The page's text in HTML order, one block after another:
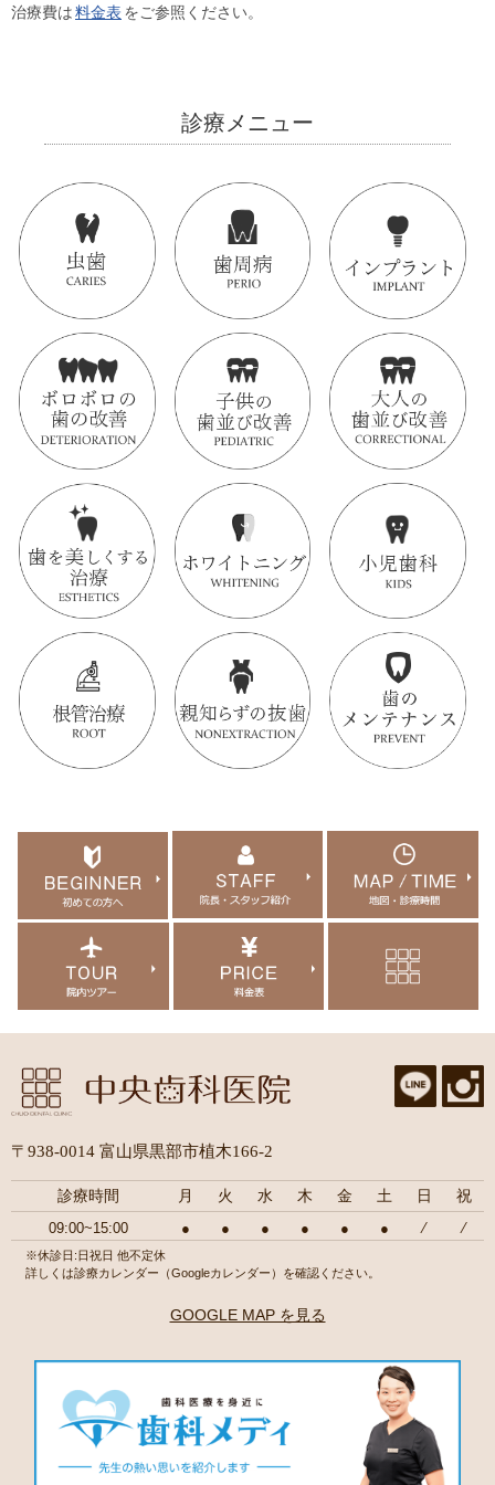
治療費は料金表 をご参照ください。
診療メニュー
〒938-0014 富山県黒部市植木166-2
診療時間 月 火 水 木 金 土 日 祝
09:00~15:00 ● ● ● ● ● ● ⁄ ⁄
※休診日:日祝日 他不定休
詳しくは診療カレンダー（Googleカレンダー）を確認ください。
GOOGLE MAP を見る